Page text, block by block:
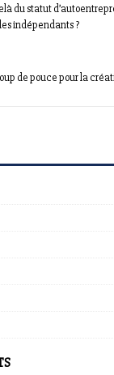
du statut
indépendants ?
de pouce pour la